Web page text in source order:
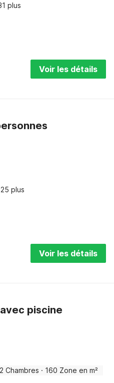
plus
Voir les détails
plus
Voir les détails
piscine
2 Chambres · 160 Zone en m²